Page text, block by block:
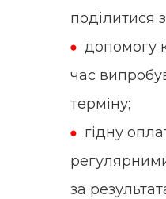
поділитися
допомогу
час
терміну;
гідну
за